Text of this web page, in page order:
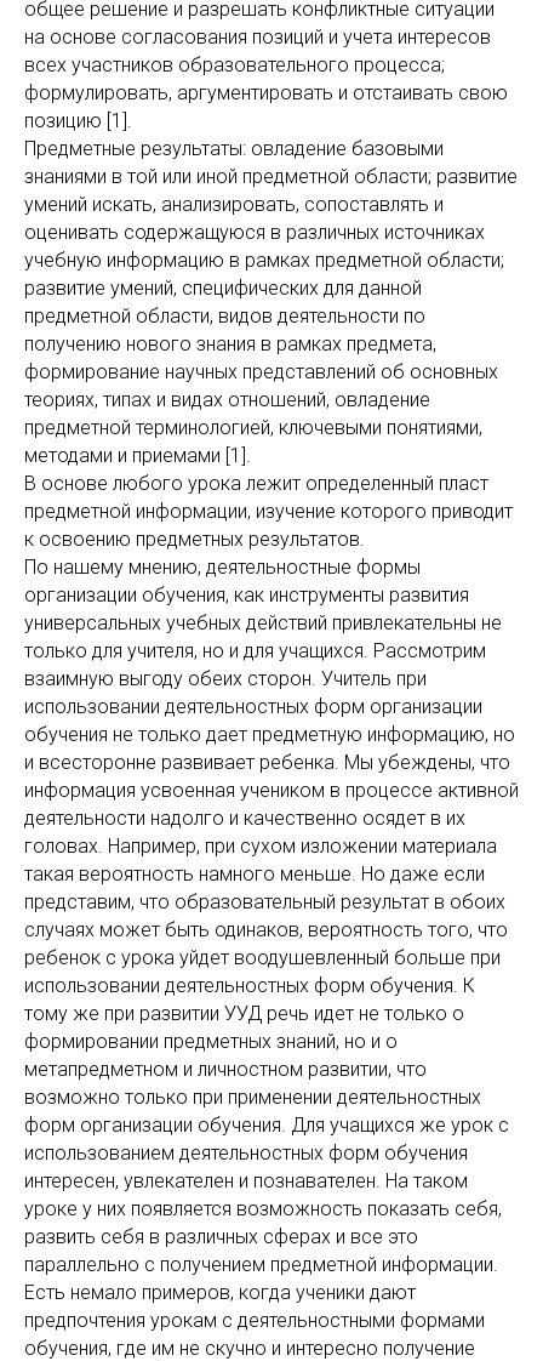
общее решение и разрешать конфликтные ситуации
на основе согласования позиций и учета интересов
всех участников образовательного процесса;
формулировать, аргументировать и отстаивать свою
позицию [1].
Предметные результаты: овладение базовыми
знаниями в той или иной предметной области; развитие
умений искать, анализировать, сопоставлять и
оценивать содержащуюся в различных источниках
учебную информацию в рамках предметной области;
развитие умений, специфических для данной
предметной области, видов деятельности по
получению нового знания в рамках предмета,
формирование научных представлений об основных
теориях, типах и видах отношений, овладение
предметной терминологией, ключевыми понятиями,
методами и приемами [1].
В основе любого урока лежит определенный пласт
предметной информации, изучение которого приводит
к освоению предметных результатов.
По нашему мнению, деятельностные формы
организации обучения, как инструменты развития
универсальных учебных действий привлекательны не
только для учителя, но и для учащихся. Рассмотрим
взаимную выгоду обеих сторон. Учитель при
использовании деятельностных форм организации
обучения не только дает предметную информацию, но
и всесторонне развивает ребенка. Мы убеждены, что
информация усвоенная учеником в процессе активной
деятельности надолго и качественно осядет в их
головах. Например, при сухом изложении материала
такая вероятность намного меньше. Но даже если
представим, что образовательный результат в обоих
случаях может быть одинаков, вероятность того, что
ребенок с урока уйдет воодушевленный больше при
использовании деятельностных форм обучения. К
тому же при развитии УУД речь идет не только о
формировании предметных знаний, но и о
метапредметном и личностном развитии, что
возможно только при применении деятельностных
форм организации обучения. Для учащихся же урок с
использованием деятельностных форм обучения
интересен, увлекателен и познавателен. На таком
уроке у них появляется возможность показать себя,
развить себя в различных сферах и все это
параллельно с получением предметной информации.
Есть немало примеров, когда ученики дают
предпочтения урокам с деятельностными формами
обучения, где им не скучно и интересно получение